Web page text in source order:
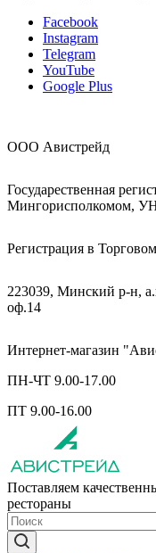
Facebook
Instagram
Telegram
YouTube
Google Plus
ООО Авистрейд
Государественная
Мингорисполкомом,
Регистрация в
223039, Минский р-н,
оф.14
Интернет-магазин
ПН-ЧТ 9.00-17.00
ПТ 9.00-16.00
Поставляем
рестораны